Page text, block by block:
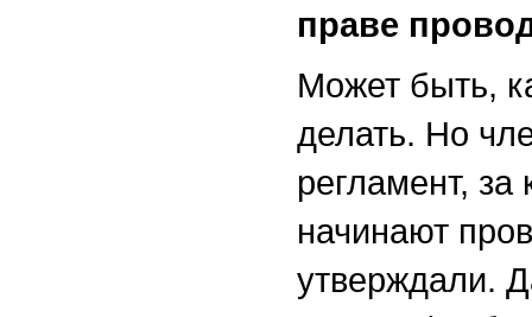
праве
Может быть,
делать. Но
регламент,
начинают
утверждали.